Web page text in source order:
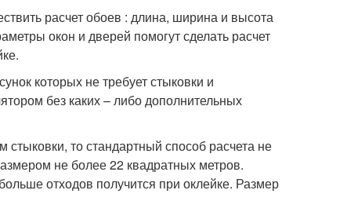
расчет обоев : длина, ширина и высота
окон и дверей помогут сделать расчет
которых не требует стыковки и
без каких – либо дополнительных
то стандартный способ расчета не
не более 22 квадратных метров.
отходов получится при оклейке. Размер